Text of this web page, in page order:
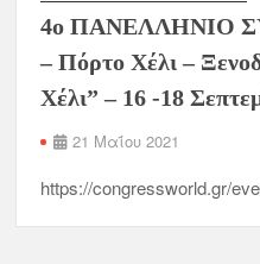
4o ΠΑΝΕΛΛΗΝΙΟ
– Πόρτο Χέλι –
Χέλι” – 16 -18
21 Μαΐου 2021
https://congressworld.gr/